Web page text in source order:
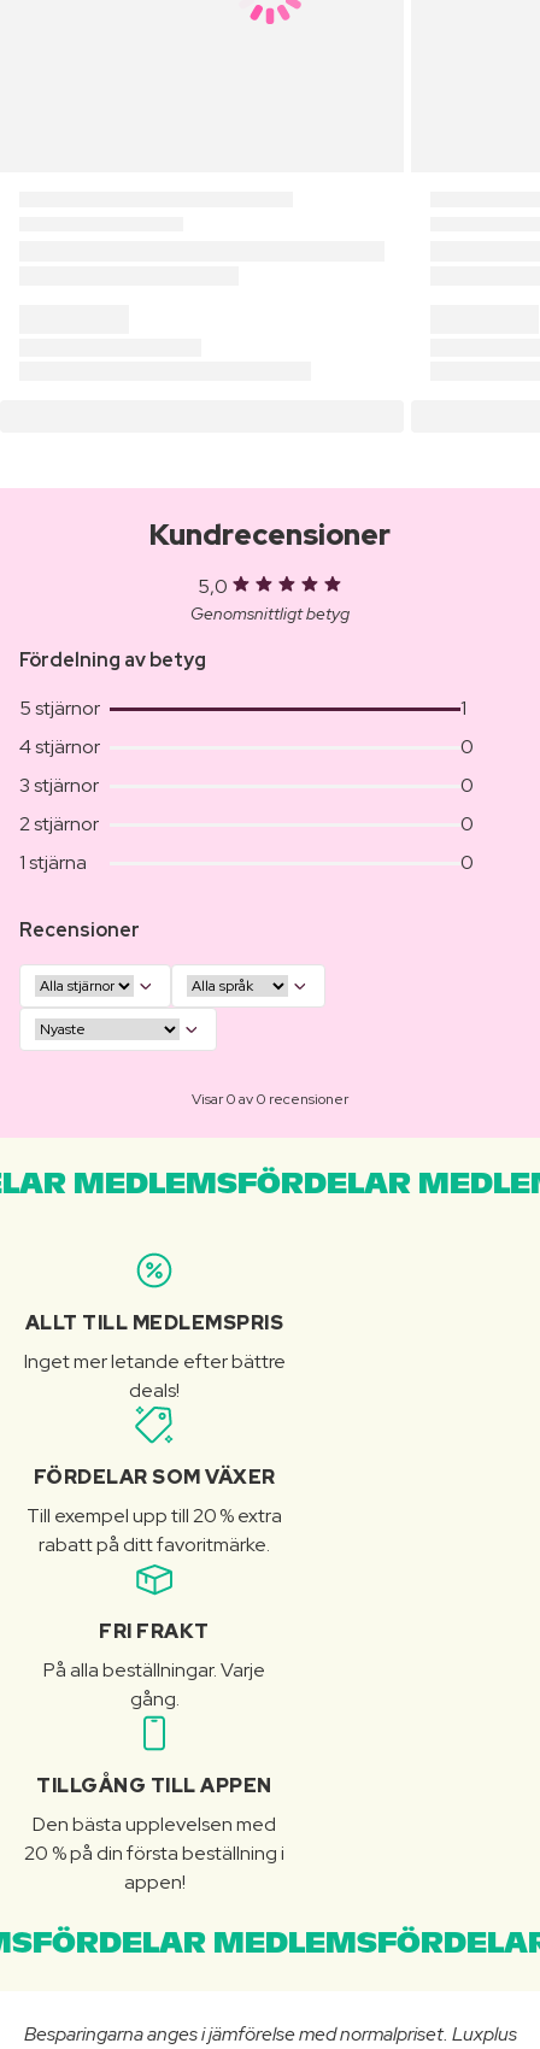
Kundrecensioner
5,0
Genomsnittligt betyg
Fördelning av betyg
5 stjärnor
1
4 stjärnor
0
3 stjärnor
0
2 stjärnor
0
1 stjärna
0
Recensioner
Visar 0 av 0 recensioner
MEDLEMSFÖRDELAR
ALLT TILL MEDLEMSPRIS
Inget mer letande efter bättre
deals!
FÖRDELAR SOM VÄXER
Till exempel upp till 20 % extra
rabatt på ditt favoritmärke.
FRI FRAKT
På alla beställningar. Varje
gång.
TILLGÅNG TILL APPEN
Den bästa upplevelsen med
20 % på din första beställning i
appen!
Besparingarna anges i jämförelse med normalpriset. Luxplus